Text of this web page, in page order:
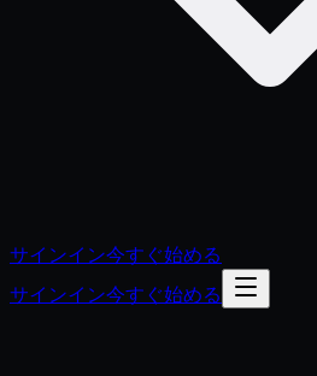
サインイン今すぐ始める
サインイン今すぐ始める